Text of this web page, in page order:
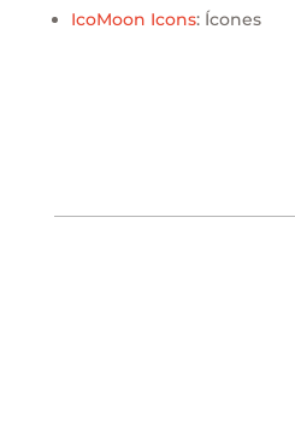
IcoMoon Icons: Ícones